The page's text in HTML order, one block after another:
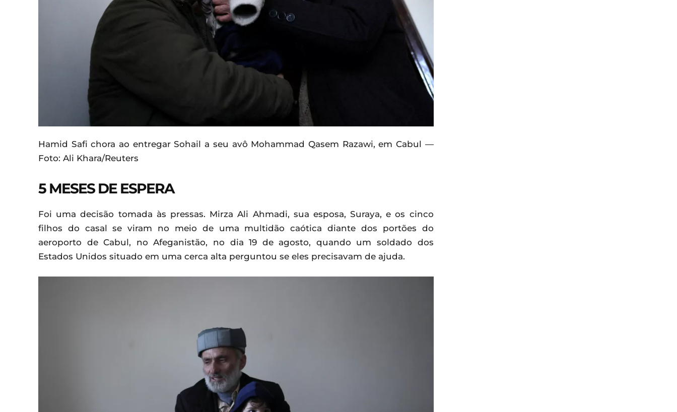
Hamid Safi chora ao entregar Sohail a seu avô Mohammad Qasem Razawi, em Cabul —
Foto: Ali Khara/Reuters
5 MESES DE ESPERA
Foi uma decisão tomada às pressas. Mirza Ali Ahmadi, sua esposa, Suraya, e os cinco
filhos do casal se viram no meio de uma multidão caótica diante dos portões do
aeroporto de Cabul, no Afeganistão, no dia 19 de agosto, quando um soldado dos
Estados Unidos situado em uma cerca alta perguntou se eles precisavam de ajuda.